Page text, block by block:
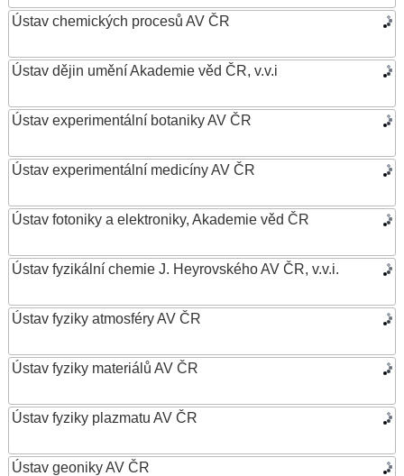
Ústav chemických procesů AV ČR
Ústav dějin umění Akademie věd ČR, v.v.i
Ústav experimentální botaniky AV ČR
Ústav experimentální medicíny AV ČR
Ústav fotoniky a elektroniky, Akademie věd ČR
Ústav fyzikální chemie J. Heyrovského AV ČR, v.v.i.
Ústav fyziky atmosféry AV ČR
Ústav fyziky materiálů AV ČR
Ústav fyziky plazmatu AV ČR
Ústav geoniky AV ČR